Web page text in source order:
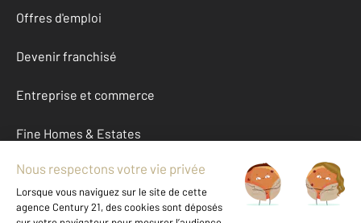
Offres d'emploi
Devenir franchisé
Entreprise et commerce
Fine Homes & Estates
À propos
International